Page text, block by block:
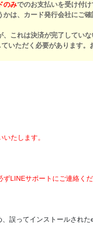
のみでのお支払いを受け付
は、カード発行会社にご
、これは決済が完了してい
いただく必要があります
たします。
ずLINEサポートにご連絡くだ
誤ってインストールされ